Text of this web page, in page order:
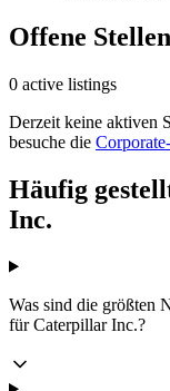
Offene
0 active listings
Derzeit keine aktiven
besuche die
Häufig
Inc.
Was sind die größten
für Caterpillar Inc.?